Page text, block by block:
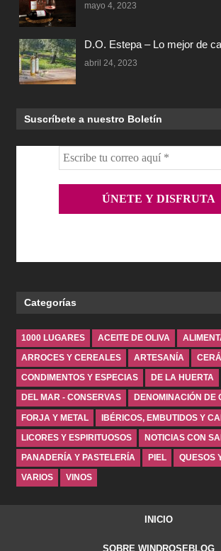
mayo 4, 2023
D.O. Estepa – Lo mejor de
abril 24, 2023
Suscríbete a nuestro Boletín
Categorías
1000 LUGARES ACEITE DE OLIVA
ARROCES Y CEREALES ARTESANÍA
CONDIMENTOS Y ESPECIAS DE LA HUERTA
DEL MAR - CONSERVAS DENOMINACIÓN DE
FORJA Y METAL IBÉRICOS, EMBUTIDOS Y
LICORES Y ESPIRITUOSOS NOTICIAS CON
PANADERÍA Y PASTELERÍA PIEL QUESOS
VARIOS VINOS
INICIO
SOBRE WINDROSEBLOG